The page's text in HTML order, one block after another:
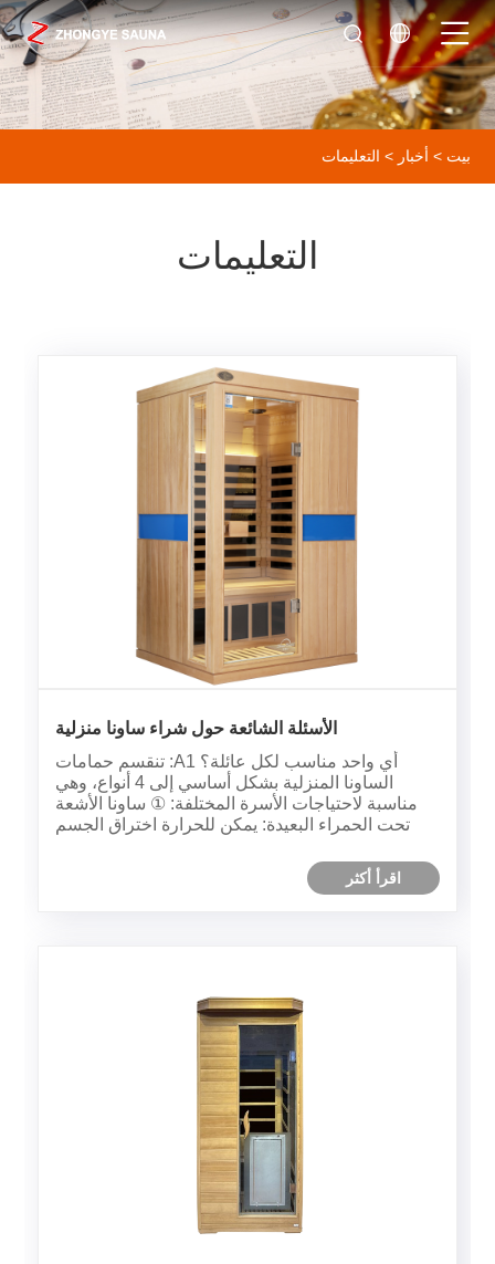
بيت > أخبار > التعليمات
التعليمات
الأسئلة الشائعة حول شراء ساونا منزلية
أي واحد مناسب لكل عائلة؟ A1: تنقسم حمامات
الساونا المنزلية بشكل أساسي إلى 4 أنواع، وهي
مناسبة لاحتياجات الأسرة المختلفة: ① ساونا الأشعة
تحت الحمراء البعيدة: يمكن للحرارة اختراق الجسم
كفاءة عالية في استخدام الطاقة. إنها مناسبة للعائلات
اقرأ أكثر